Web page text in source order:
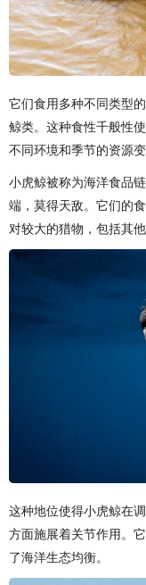
它们食用多种不同类型
鲸类。这种食性千般性
不同环境和季节的资源变
小虎鲸被称为海洋食品
端，莫得天敌。它们的
对较大的猎物，包括其他
这种地位使得小虎鲸在
方面施展着关节作用。
了海洋生态均衡。